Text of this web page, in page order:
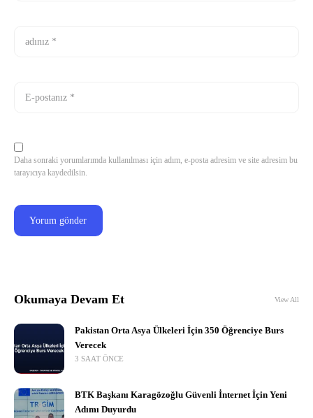
Daha sonraki yorumlarımda kullanılması için adım, e-posta adresim ve site adresim bu
tarayıcıya kaydedilsin.
Okumaya Devam Et View All
Pakistan Orta Asya Ülkeleri İçin 350 Öğrenciye Burs
Verecek
3 SAAT ÖNCE
BTK Başkanı Karagözoğlu Güvenli İnternet İçin Yeni
Adımı Duyurdu